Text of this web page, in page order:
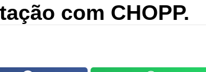
com CHOPP.